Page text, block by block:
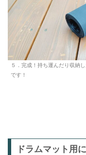
５．完成！持ち運んだり収納
です！
ドラムマット用